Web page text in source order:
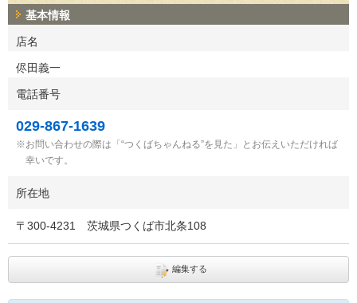
基本情報
店名
侭田義一
電話番号
029-867-1639
お問い合わせの際は「“つくばちゃんねる”を見た」とお伝えいただければ
幸いです。
所在地
〒 300-4231 茨城県つくば市北条108
編集する